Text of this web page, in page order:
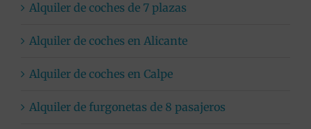
Alquiler de coches de 7 plazas
Alquiler de coches en Alicante
Alquiler de coches en Calpe
Alquiler de furgonetas de 8 pasajeros